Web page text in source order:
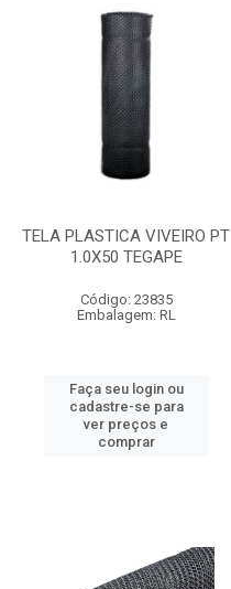
TELA PLASTICA VIVEIRO PT
1.0X50 TEGAPE
Código: 23835
Embalagem: RL
Faça seu login ou
cadastre-se para
ver preços e
comprar